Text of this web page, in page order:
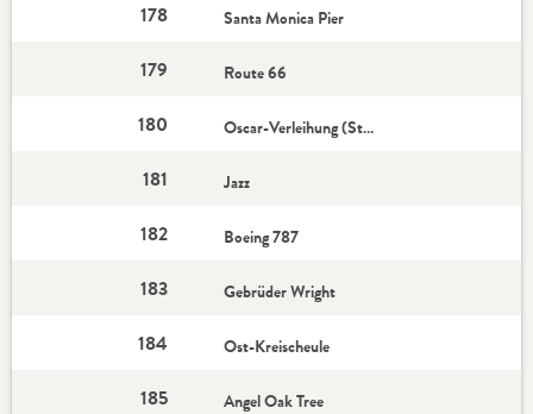
178 Santa Monica Pier
179 Route 66
180 Oscar-Verleihung (Stern)
181 Jazz
182 Boeing 787
183 Gebrüder Wright
184 Ost-Kreischeule
185 Angel Oak Tree